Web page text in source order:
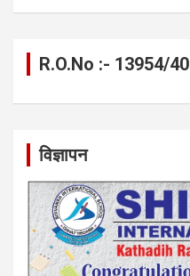
R.O.No :- 13954/40
विज्ञापन